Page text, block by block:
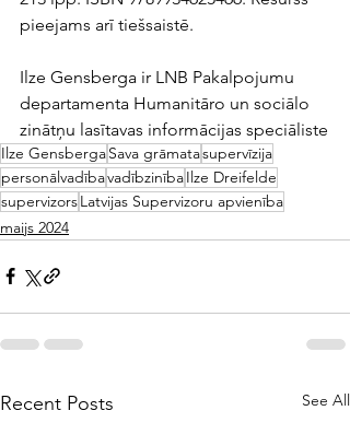
pieejams arī tiešsaistē.
Ilze Gensberga ir LNB Pakalpojumu
departamenta Humanitāro un sociālo
zinātņu lasītavas informācijas speciāliste
Ilze GensbergaSava grāmatasupervīzija
personālvadībavadībzinībaIlze Dreifelde
supervizorsLatvijas Supervizoru apvienība
maijs 2024
Recent Posts See All